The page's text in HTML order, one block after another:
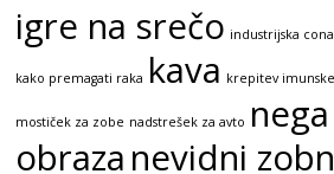
igre na srečo industrijska cona
kako premagati raka kava krepitev
mostiček za zobe nadstrešek za avto
obraza nevidni